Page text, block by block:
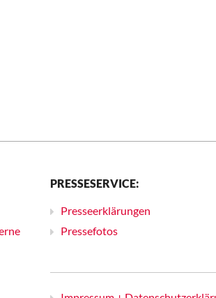
PRESSESERVICE:
Presseerklärungen
Pressefotos